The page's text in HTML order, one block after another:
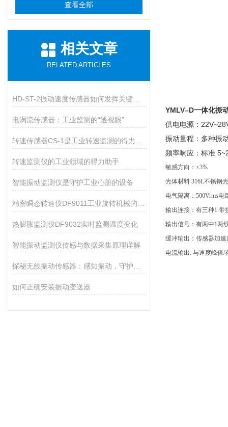
查看全部
相关文章
RELATED ARTICLES
电涡流传感器：工业监测的“透视眼”
转速监测仪的工业领域的得力助手
智能振动监测仪是守护工业心脏的设备
热膨胀监测仪DF9032实时监测温度变化
智能振动监测仪传感与数据采集原理详解
如何正确安装振动变送器
YMLV–D一体化振
供电电源：
振动量程：多种振
频率响应：标准
敏感方向：≤3%
壳体材料 316L不锈钢
电气隔离：500Vrms电
输出连接：有三种1.带
输出信号：有两中1两
缓冲输出：传感器加
电流输出: 与